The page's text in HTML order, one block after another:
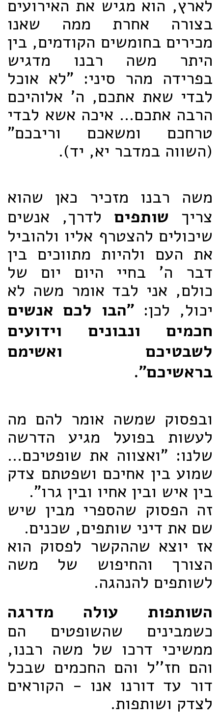
לארץ, הוא מגיש את האירועים
בצורה אחרת ממה שאנו
מכירים בחומשים הקודמים, בין
היתר משה רבנו מדגיש
בפרידה מהר סיני: "לא אוכל
לבדי שאת אתכם, ה' אלוהיכם
הרבה אתכם... איכה אשא לבדי
טרחכם ומשאכם וריבכם"
(השווה במדבר יא, יד).
משה רבנו מזכיר כאן שהוא
צריך שותפים לדרך, אנשים
שיכולים להצטרף אליו ולהוביל
את העם ולהיות מתווכים בין
דבר ה' בחיי היום יום של
כולם, אני לבד אומר משה לא
יכול, לכן:"הבו לכם אנשים
חכמים ונבונים וידועים
לשבטיכם ואשימם
בראשיכם".
ובפסוק שמשה אומר להם מה
לעשות בפועל מגיע הדרשה
שלנו: "ואצווה את שופטיכם...
שמוע בין אחיכם ושפטתם צדק
בין איש ובין אחיו ובין גרו".
זה הפסוק שהספרי מבין שיש
שם את דיני שותפים, שכנים.
אז יוצא שההקשר לפסוק הוא
הצורך והחיפוש של משה
לשותפים להנהגה.
השותפות עולה מדרגה
כשמבינים שהשופטים הם
ממשיכי דרכו של משה רבנו,
והם חז''ל והם החכמים שבכל
דור עד דורנו אנו - הקוראים
לצדק ושותפות.